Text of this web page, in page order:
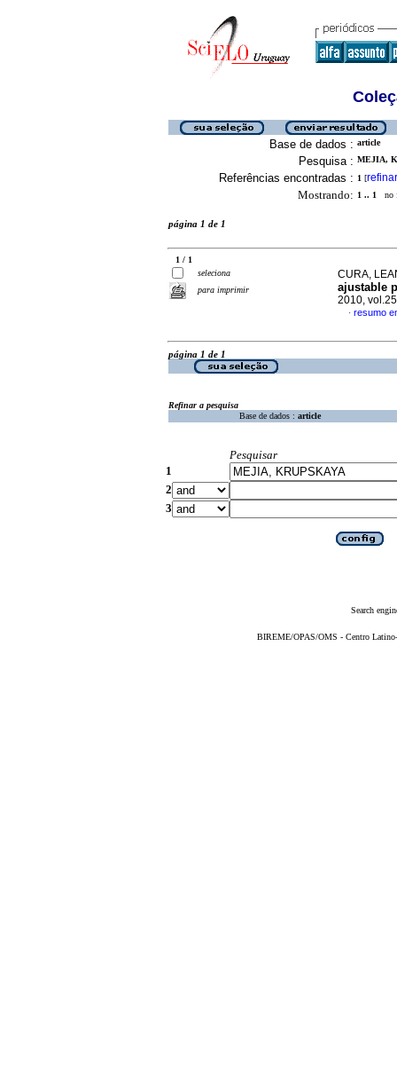
Base de dados : article
Pesquisa : MEJIA,
Referências encontradas : 1 [refinar
Mostrando: 1 .. 1 no
página 1 de 1
1 / 1
seleciona
para imprimir
CURA,
ajustable
2010,
· resumo
página 1 de 1
Refinar a pesquisa
Base de dados : article
Pesquisar
1
2
3
Search
BIREME/OPAS/OMS - Centro Latino-